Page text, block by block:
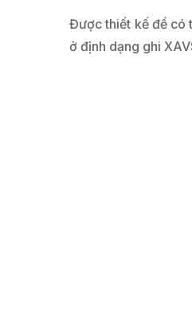
Được thiết kế để có
ở định dạng ghi